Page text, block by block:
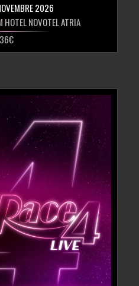
2026
NOVOTEL ATRIA
36€